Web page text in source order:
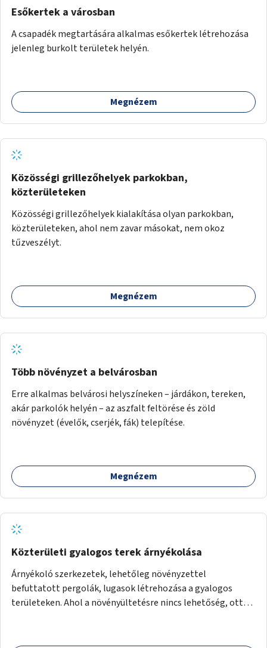
Esőkertek a városban
A csapadék megtartására alkalmas esőkertek létrehozása
jelenleg burkolt területek helyén.
Megnézem
Közösségi grillezőhelyek parkokban,
közterületeken
Közösségi grillezőhelyek kialakítása olyan parkokban,
közterületeken, ahol nem zavar másokat, nem okoz
tűzveszélyt.
Megnézem
Több növényzet a belvárosban
Erre alkalmas belvárosi helyszíneken – járdákon, tereken,
akár parkolók helyén – az aszfalt feltörése és zöld
növényzet (évelők, cserjék, fák) telepítése.
Megnézem
Közterületi gyalogos terek árnyékolása
Árnyékoló szerkezetek, lehetőleg növényzettel
befuttatott pergolák, lugasok létrehozása a gyalogos
területeken. Ahol a növényültetésre nincs lehetőség, ott